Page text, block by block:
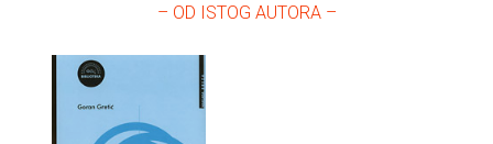
– OD ISTOG AUTORA –